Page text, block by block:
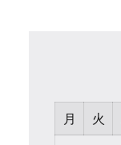
月
火